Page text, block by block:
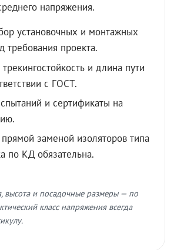
напряжения.
установочных и монтажных
требования проекта.
и длина пути
с ГОСТ.
и сертификаты на
заменой изоляторов типа
по КД обязательна.
высота и посадочные размеры — по
класс напряжения всегда